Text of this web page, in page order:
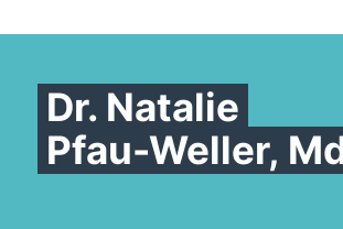
Dr. Natalie
Pfau-Weller,